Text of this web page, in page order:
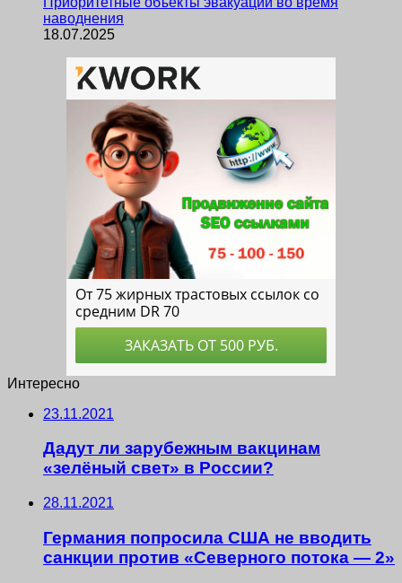
наводнения
18.07.2025
Интересно
23.11.2021
Дадут ли зарубежным вакцинам
«зелёный свет» в России?
28.11.2021
Германия попросила США не вводить
санкции против «Северного потока — 2»